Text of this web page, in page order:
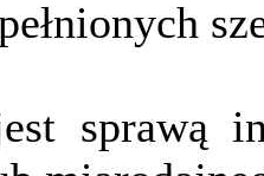
sprawą